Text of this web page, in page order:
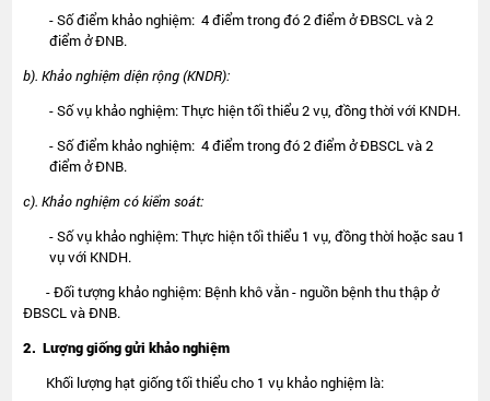
- Số điểm khảo nghiệm: 4 điểm trong đó 2 điểm ở ĐBSCL và 2
điểm ở ĐNB.
b). Khảo nghiệm diện rộng (KNDR):
- Số vụ khảo nghiệm: Thực hiện tối thiểu 2 vụ, đồng thời với KNDH.
- Số điểm khảo nghiệm: 4 điểm trong đó 2 điểm ở ĐBSCL và 2
điểm ở ĐNB.
c). Khảo nghiệm có kiểm soát:
- Số vụ khảo nghiệm: Thực hiện tối thiểu 1 vụ, đồng thời hoặc sau 1
vụ với KNDH.
- Đối tượng khảo nghiệm: Bệnh khô vằn - nguồn bệnh thu thập ở
ĐBSCL và ĐNB.
2. Lượng giống gửi khảo nghiệm
Khối lượng hạt giống tối thiểu cho 1 vụ khảo nghiệm là: